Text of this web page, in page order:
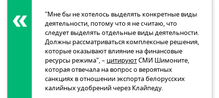
"Мне бы не хотелось выделять конкретные виды
деятельности, потому что я не считаю, что
следует выделять отдельные виды деятельности.
Должны рассматриваться комплексные решения,
которые оказывают влияние на финансовые
ресурсы режима", – цитируютСМИ Шимоните,
которая отвечала на вопрос о вероятных
санкциях в отношении экспорта белорусских
калийных удобрений через Клайпеду.